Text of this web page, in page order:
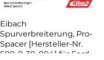
Eibach
Spurverbreiterung, Pro-
Spacer [Hersteller-Nr.
S90-8-30-004] für Ford,